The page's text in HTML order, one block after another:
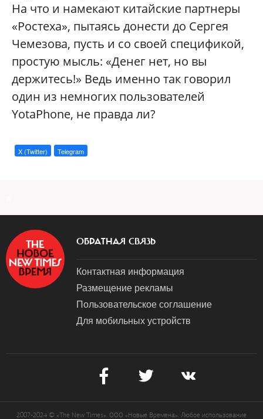
На что и намекают китайские партнеры
«Ростеха», пытаясь донести до Сергея
Чемезова, пусть и со своей спецификой,
простую мысль: «Денег нет, но вы
держитесь!» Ведь именно так говорил
один из немногих пользователей
YotaPhone, не правда ли?
X (Twitter) Telegram
ОБРАТНАЯ СВЯЗЬ
Контактная информация
Размещение рекламы
Пользовательское соглашение
Для мобильных устройств
2007-2024 © «The New Times». ООО «Новые Времена». Любое использование